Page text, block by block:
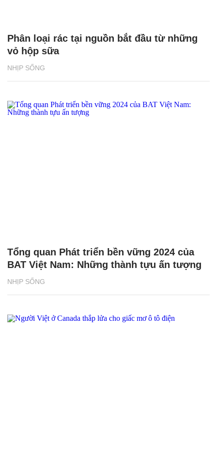
NHỊP SỐNG
Phân loại rác tại nguồn bắt đầu từ những
vỏ hộp sữa
NHỊP SỐNG
Tổng quan Phát triển bền vững 2024 của
BAT Việt Nam: Những thành tựu ấn tượng